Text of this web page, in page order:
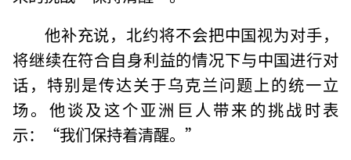
他补充说，北约将不会把中国视为对手，
将继续在符合自身利益的情况下与中国进行对
话，特别是传达关于乌克兰问题上的统一立
场。他谈及这个亚洲巨人带来的挑战时表
示：“我们保持着清醒。”